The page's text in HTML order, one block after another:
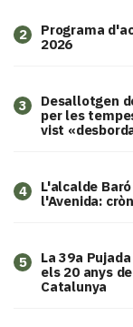
2
Programa
2026
3
​Desallotgen
per les
vist
4
L'alcalde
l'Avenida:
5
​La 39a
els 20 anys
Catalunya